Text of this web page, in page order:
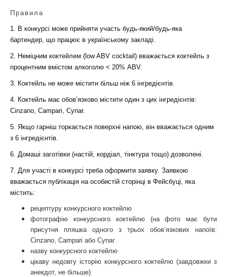
Правила
1. В конкурсі може прийняти участь будь-який/будь-яка
бартендер, що працює в українському закладі.
2. Неміцним коктейлем (low ABV cocktail) вважається коктейль з
процентним вмістом алкоголю < 20% ABV.
3. Коктейль не може містити більш ніж 6 інгредієнтів.
4. Коктейль має обов’язково містити один з цих інгредієнтів:
Cinzano, Campari, Cynar.
5. Якщо гарніш торкається поверхні напою, він вважається одним
з 6 інгредієнтів.
6. Домаші заготівки (настій, кордіал, тінктура тощо) дозволені.
7. Для участі в конкурсі треба оформити заявку. Заявкою
вважається публікація на особистій сторінці в Фейсбуці, яка
містить:
рецептуру конкурсного коктейлю
фотографію конкурсного коктейлю (на фото має бути
присутня пляшка одного з трьох обов’язкових напоїв:
Cinzano, Campari або Cynar
назву конкурсного коктейлю
цікаву недовгу історію конкурсного коктейлю (завдовжки з
анекдот, не більше)